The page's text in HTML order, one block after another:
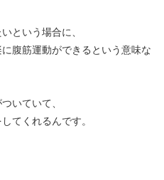
という場合に、
腹筋運動ができるという意味な
いていて、
てくれるんです。